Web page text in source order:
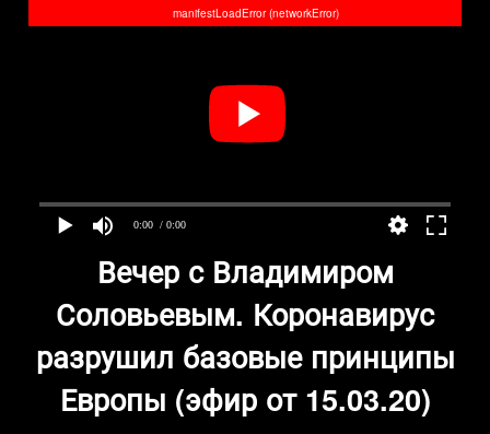
0:00 / 0:00
manifestLoadError (networkError)
Вечер с Владимиром
Соловьевым. Коронавирус
разрушил базовые принципы
Европы (эфир от 15.03.20)